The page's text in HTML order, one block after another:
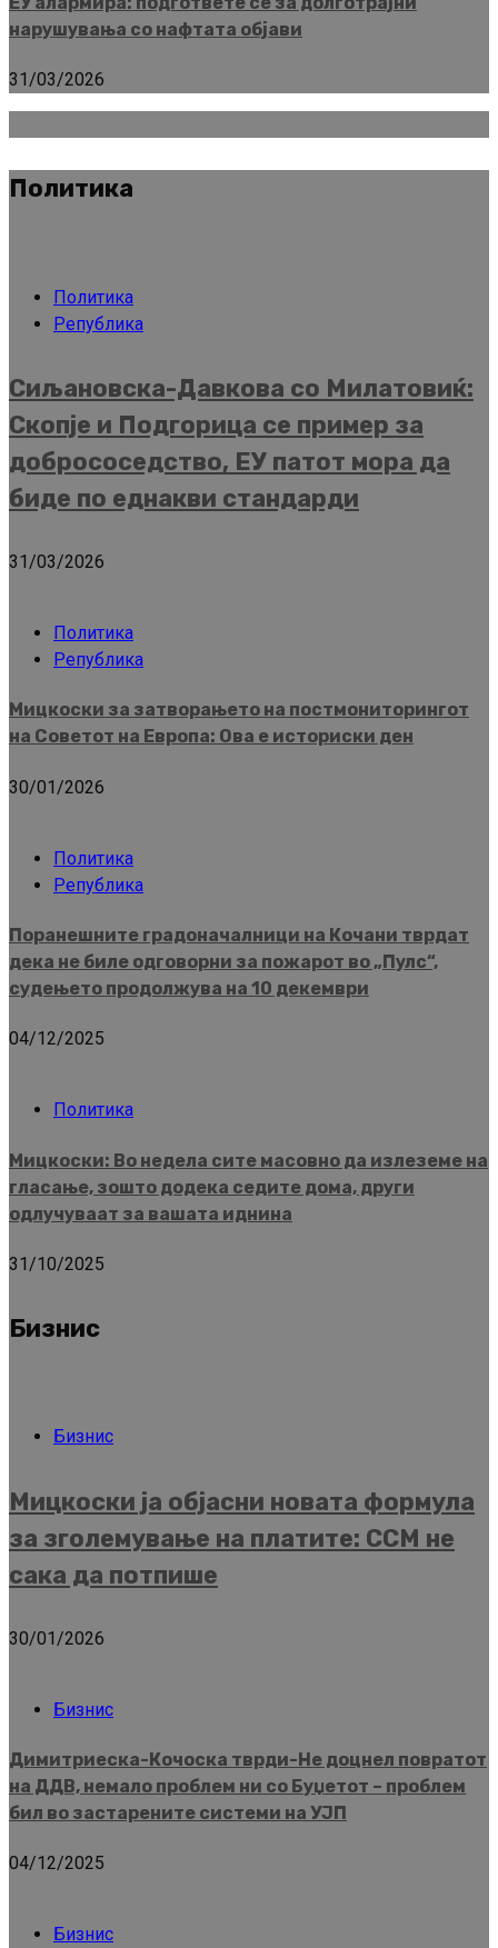
нарушувања со нафтата објави
31/03/2026
Политика
Политика
Република
Сиљановска-Давкова со Милатовиќ:
Скопје и Подгорица се пример за
добрососедство, ЕУ патот мора да
биде по еднакви стандарди
31/03/2026
Политика
Република
Мицкоски за затворањето на постмониторингот
на Советот на Европа: Ова е историски ден
30/01/2026
Политика
Република
Поранешните градоначалници на Кочани тврдат
дека не биле одговорни за пожарот во „Пулс“,
судењето продолжува на 10 декември
04/12/2025
Политика
Мицкоски: Во недела сите масовно да излеземе на
гласање, зошто додека седите дома, други
одлучуваат за вашата иднина
31/10/2025
Бизнис
Бизнис
Мицкоски ја објасни новата формула
за зголемување на платите: ССМ не
сака да потпише
30/01/2026
Бизнис
Димитриеска-Кочоска тврди-Не доцнел повратот
на ДДВ, немало проблем ни со Буџетот – проблем
бил во застарените системи на УЈП
04/12/2025
Бизнис